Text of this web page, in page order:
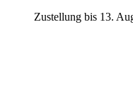
Zustellung bis 13.